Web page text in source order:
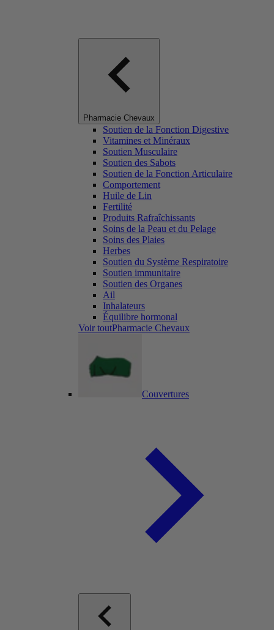
Pharmacie Chevaux
Soutien de la Fonction Digestive
Vitamines et Minéraux
Soutien Musculaire
Soutien des Sabots
Soutien de la Fonction Articulaire
Comportement
Huile de Lin
Fertilité
Produits Rafraîchissants
Soins de la Peau et du Pelage
Soins des Plaies
Herbes
Soutien du Système Respiratoire
Soutien immunitaire
Soutien des Organes
Ail
Inhalateurs
Équilibre hormonal
Voir toutPharmacie Chevaux
Couvertures